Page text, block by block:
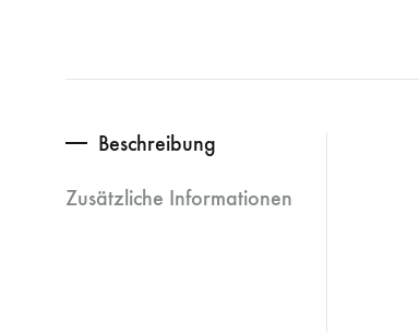
Beschreibung
Zusätzliche Informationen